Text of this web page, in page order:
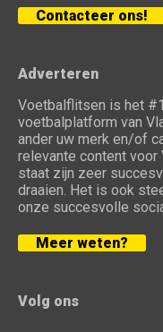
Contacteer ons!
Adverteren
Voetbalflitsen is het
voetbalplatform van
ander uw merk en/of
relevante content
staat zijn zeer
draaien. Het is ook
onze succesvolle
Meer weten?
Volg ons